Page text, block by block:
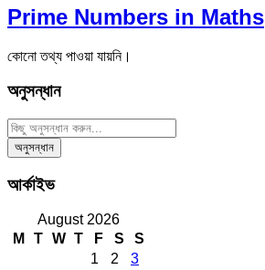
Prime Numbers in Maths
কোনো তথ্য পাওয়া যায়নি।
অনুসন্ধান
আর্কাইভ
August 2026
M
T W T F S
S
1
2
3